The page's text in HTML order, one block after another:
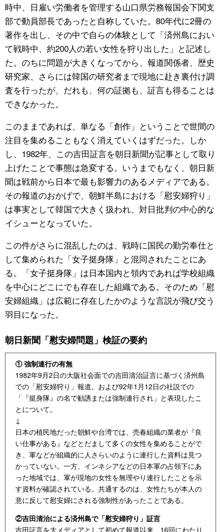
時中、日雇い労働者を管理する山口県労務報国会下関支
部で動員部長であったと自称していた。80年代に2冊の
著作を出し、その中で自らの体験として「済州島におい
て戦時中、約200人の若い女性を狩り出した」と記述し
た。のちに問題が大きくなってから、報道関係者、歴史
研究家、さらには韓国の研究者まで現地に赴き裏付け調
査を行ったが、だれも、何の証拠も、証言も得ることは
できなかった。
このままであれば、単なる「創作」ということで世間の
注目を集めることもなく消えていくはずだった。しか
し、1982年、この吉田証言を朝日新聞が記事として取り
上げたことで事態は急変する。いうまでもなく、朝日新
聞は戦前から日本で最も影響力のあるメディアである。
その報道のおかげで、朝鮮半島における「慰安婦狩り」
は事実として韓国で大きく扱われ、対日批判の中心的な
イシューとなっていた。
この件がさらに混乱したのは、戦時に国民の勤労奉仕と
して集められた「女子挺身隊」と混同されたことにあ
る。「女子挺身隊」は日本国内と領内であれば学校組織
を中心にどこにでも存在した組織である。そのため「慰
安婦組織」は広範に存在したかのような言説が飛び交う
羽目になった。
朝日新聞「慰安婦問題」検証の要約
① 強制連行の有無
1982年9月2日の大阪社会面での吉田清治証言に基づく済州島
での「慰安婦狩り」報道。および92年1月12日の社説での
「『挺身隊』の名で勧誘または強制連行され」と表現したこ
とについて。
↓
日本の植民地だった朝鮮や台湾では、売春組織の業者が『良
い仕事がある』などとだまして多くの女性を集めることがで
き、軍などが組織的に人さらいのように連行した資料は見つ
かっていない。一方、インネシアなどの日本軍の占領下にあ
った地域では、軍が現地の女性を無理やり連行したことを示
す資料が確認されている。共通するのは、女性たちが本人の
意に反して慰安婦にされる強制性があったことである。
②吉田清治による済州島で「慰安婦狩り」証言
吉田証言を大メディアとして初めて報道以来、16回にわたり